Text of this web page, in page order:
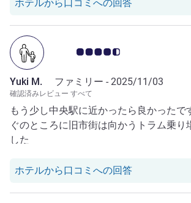
ホテルから口コミへの回答
お客さまの声 4.5/5
Yuki M. ファミリー - 2025/11/03
確認済みレビュー すべて
もう少し中央駅に近かったら良かったで
ぐのところに旧市街は向かうトラム乗り
した
ホテルから口コミへの回答Yuki M. さん